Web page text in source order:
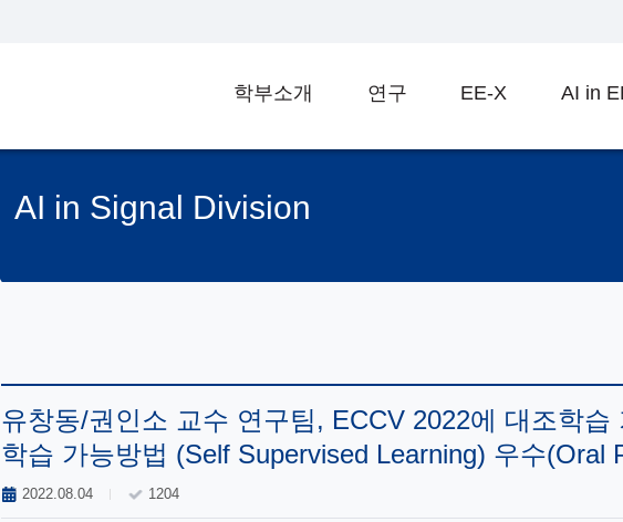
학부소개 연구 EE-X AI in
AI in Signal Division
유창동/권인소 교수 연구팀, ECCV 2022에 대조학습
학습 가능방법 (Self Supervised Learning) 우수(Oral
2022.08.04 1204